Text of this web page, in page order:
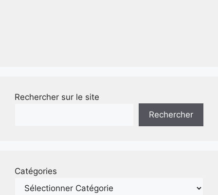
Rechercher sur le site
Rechercher
Catégories